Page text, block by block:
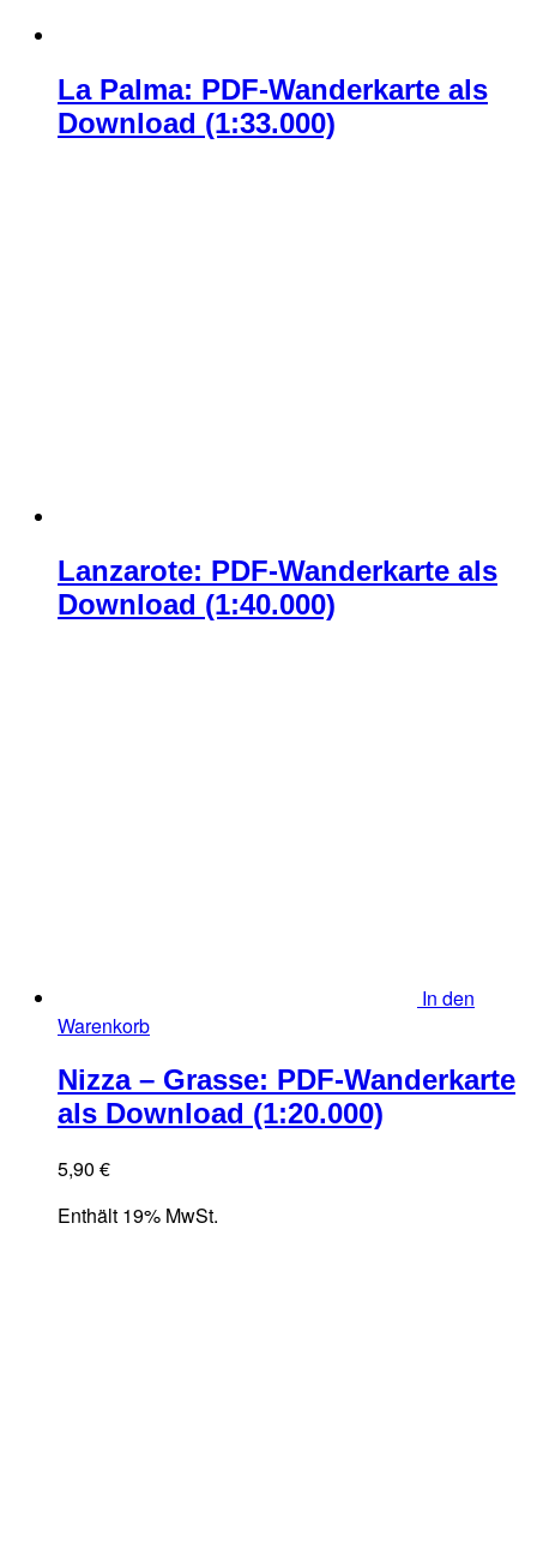
La Palma: PDF-Wanderkarte als
Download (1:33.000)
Lanzarote: PDF-Wanderkarte als
Download (1:40.000)
In den
Warenkorb
Nizza – Grasse: PDF-Wanderkarte
als Download (1:20.000)
5,90 €
Enthält 19% MwSt.